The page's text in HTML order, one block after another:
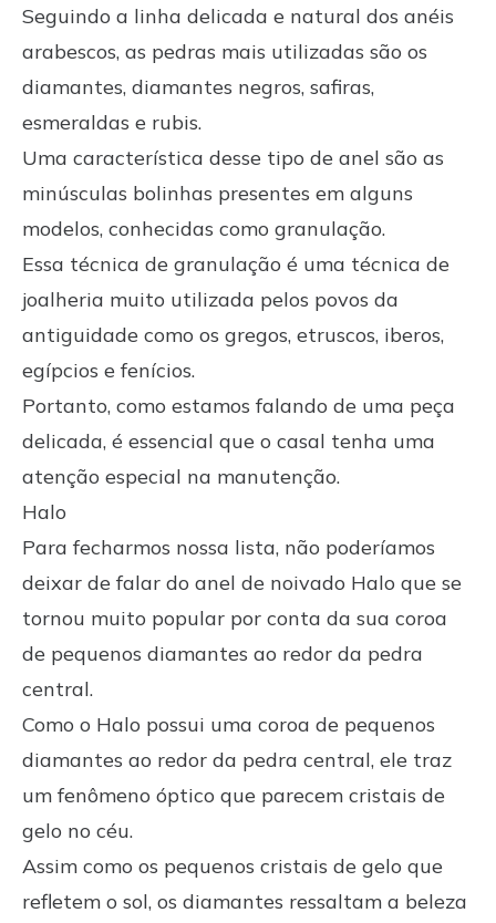
Seguindo a linha delicada e natural dos anéis
arabescos, as pedras mais utilizadas são os
diamantes, diamantes negros, safiras,
esmeraldas e rubis.
Uma característica desse tipo de anel são as
minúsculas bolinhas presentes em alguns
modelos, conhecidas como granulação.
Essa técnica de granulação é uma técnica de
joalheria muito utilizada pelos povos da
antiguidade como os gregos, etruscos, iberos,
egípcios e fenícios.
Portanto, como estamos falando de uma peça
delicada, é essencial que o casal tenha uma
atenção especial na manutenção.
Halo
Para fecharmos nossa lista, não poderíamos
deixar de falar do anel de noivado Halo que se
tornou muito popular por conta da sua coroa
de pequenos diamantes ao redor da pedra
central.
Como o Halo possui uma coroa de pequenos
diamantes ao redor da pedra central, ele traz
um fenômeno óptico que parecem cristais de
gelo no céu.
Assim como os pequenos cristais de gelo que
refletem o sol, os diamantes ressaltam a beleza